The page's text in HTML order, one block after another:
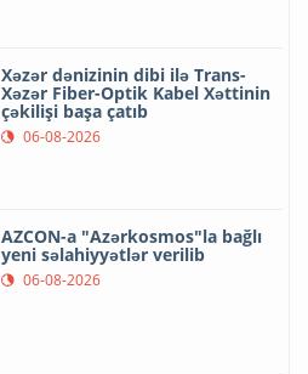
Xəzər dənizinin dibi ilə Trans-
Xəzər Fiber-Optik Kabel Xəttinin
çəkilişi başa çatıb
06-08-2026
AZCON-a "Azərkosmos"la bağlı
yeni səlahiyyətlər verilib
06-08-2026